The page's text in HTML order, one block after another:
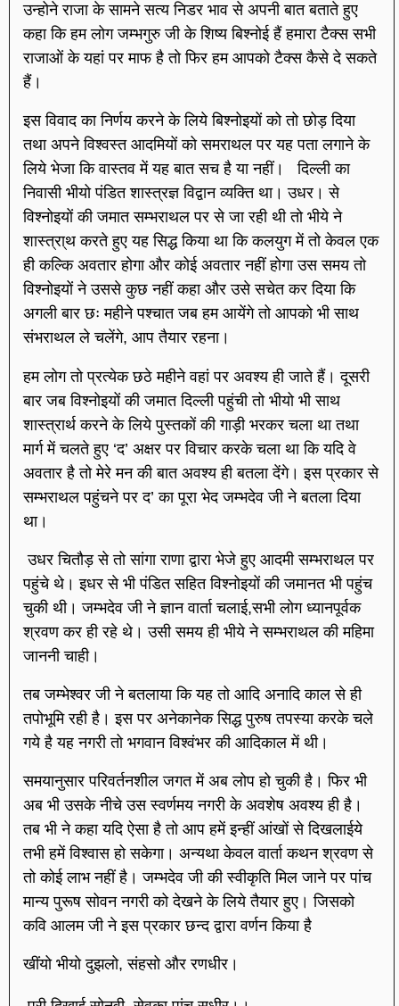
उन्होने राजा के सामने सत्य निडर भाव से अपनी बात बताते हुए
कहा कि हम लोग जम्भगुरु जी के शिष्य बिश्नोई हैं हमारा टैक्स सभी
राजाओं के यहां पर माफ है तो फिर हम आपको टैक्स कैसे दे सकते
हैं।
इस विवाद का निर्णय करने के लिये बिश्नोइयों को तो छोड़ दिया
तथा अपने विश्वस्त आदमियों को समराथल पर यह पता लगाने के
लिये भेजा कि वास्तव में यह बात सच है या नहीं। दिल्ली का
निवासी भीयो पंडित शास्त्रज्ञ विद्वान व्यक्ति था। उधर। से
विश्नोइयों की जमात सम्भराथल पर से जा रही थी तो भीये ने
शास्त्रा्थ करते हुए यह सिद्ध किया था कि कलयुग में तो केवल एक
ही कल्कि अवतार होगा और कोई अवतार नहीं होगा उस समय तो
विश्नोइयों ने उससे कुछ नहीं कहा और उसे सचेत कर दिया कि
अगली बार छः महीने पश्चात जब हम आयेंगे तो आपको भी साथ
संभराथल ले चलेंगे, आप तैयार रहना।
हम लोग तो प्रत्येक छठे महीने वहां पर अवश्य ही जाते हैं। दूसरी
बार जब विश्नोइयों की जमात दिल्ली पहुंची तो भीयो भी साथ
शास्त्रार्थ करने के लिये पुस्तकों की गाड़ी भरकर चला था तथा
मार्ग में चलते हुए ‘द’ अक्षर पर विचार करके चला था कि यदि वे
अवतार है तो मेरे मन की बात अवश्य ही बतला देंगे। इस प्रकार से
सम्भराथल पहुंचने पर द’ का पूरा भेद जम्भदेव जी ने बतला दिया
था।
उधर चितौड़ से तो सांगा राणा द्वारा भेजे हुए आदमी सम्भराथल पर
पहुंचे थे। इधर से भी पंडित सहित विश्नोइयों की जमानत भी पहुंच
चुकी थी। जम्भदेव जी ने ज्ञान वार्ता चलाई,सभी लोग ध्यानपूर्वक
श्रवण कर ही रहे थे। उसी समय ही भीये ने सम्भराथल की महिमा
जाननी चाही।
तब जम्भेश्वर जी ने बतलाया कि यह तो आदि अनादि काल से ही
तपोभूमि रही है। इस पर अनेकानेक सिद्ध पुरुष तपस्या करके चले
गये है यह नगरी तो भगवान विश्वंभर की आदिकाल में थी।
समयानुसार परिवर्तनशील जगत में अब लोप हो चुकी है। फिर भी
अब भी उसके नीचे उस स्वर्णमय नगरी के अवशेष अवश्य ही है।
तब भी ने कहा यदि ऐसा है तो आप हमें इन्हीं आंखों से दिखलाईये
तभी हमें विश्वास हो सकेगा। अन्यथा केवल वार्ता कथन श्रवण से
तो कोई लाभ नहीं है। जम्भदेव जी की स्वीकृति मिल जाने पर पांच
मान्य पुरूष सोवन नगरी को देखने के लिये तैयार हुए। जिसको
कवि आलम जी ने इस प्रकार छन्द द्वारा वर्णन किया है
खींयो भीयो दुझलो, संहसो और रणधीर।